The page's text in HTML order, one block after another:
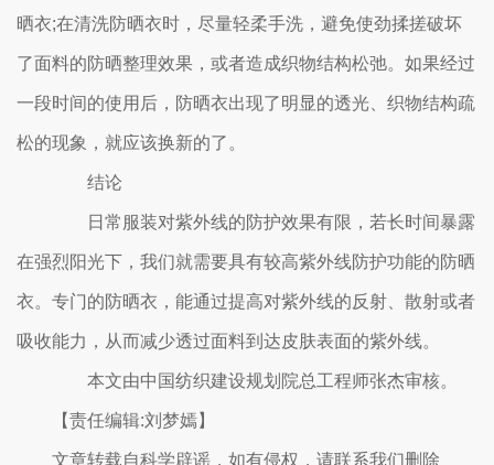
晒衣;在清洗防晒衣时，尽量轻柔手洗，避免使劲揉搓破坏
了面料的防晒整理效果，或者造成织物结构松弛。如果经过
一段时间的使用后，防晒衣出现了明显的透光、织物结构疏
松的现象，就应该换新的了。
结论
日常服装对紫外线的防护效果有限，若长时间暴露
在强烈阳光下，我们就需要具有较高紫外线防护功能的防晒
衣。专门的防晒衣，能通过提高对紫外线的反射、散射或者
吸收能力，从而减少透过面料到达皮肤表面的紫外线。
本文由中国纺织建设规划院总工程师张杰审核。
【责任编辑:刘梦嫣】
文章转载自科学辟谣，如有侵权，请联系我们删除